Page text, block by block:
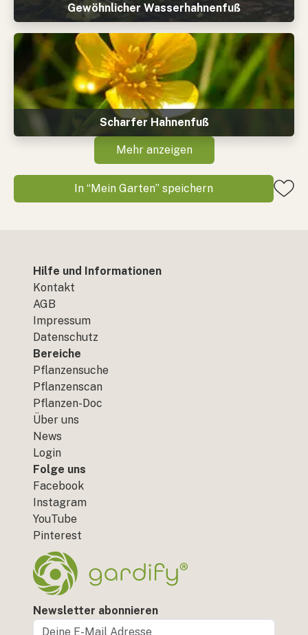
Gewöhnlicher Wasserhahnenfuß
Scharfer Hahnenfuß
Mehr anzeigen
In “Mein Garten” speichern
Hilfe und Informationen
Kontakt
AGB
Impressum
Datenschutz
Bereiche
Pflanzensuche
Pflanzenscan
Pflanzen-Doc
Über uns
News
Login
Folge uns
Facebook
Instagram
YouTube
Pinterest
Newsletter abonnieren